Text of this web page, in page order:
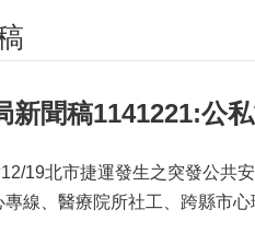
新聞稿1141221:公
19北市捷運發生之突發公共安
專線、醫療院所社工、跨縣市